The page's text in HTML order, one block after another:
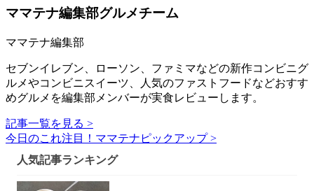
ママテナ編集部グルメチーム
ママテナ編集部
セブンイレブン、ローソン、ファミマなどの新作コンビニグ
ルメやコンビニスイーツ、人気のファストフードなどおすす
めグルメを編集部メンバーが実食レビューします。
記事一覧を見る >
今日のこれ注目！ママテナピックアップ >
人気記事ランキング